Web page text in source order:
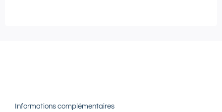
|
Informations complémentaires